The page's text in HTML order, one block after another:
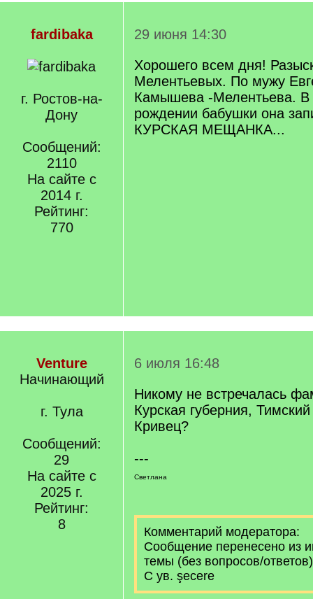
fardibaka
г. Ростов-на-
Дону
Сообщений:
2110
На сайте с
2014 г.
Рейтинг:
770
29 июня 14:30
Хорошего всем дня!
Мелентьевых. По мужу
Камышева -Мелентьева. В
рождении бабушки она
КУРСКАЯ МЕЩАНКА...
Venture
Начинающий
г. Тула
Сообщений:
29
На сайте с
2025 г.
Рейтинг:
8
6 июля 16:48
Никому не встречалась
Курская губерния,
Кривец?
---
Светлана
Комментарий модератора:
Сообщение перенесено из
темы (без вопросов/
С ув. şecere